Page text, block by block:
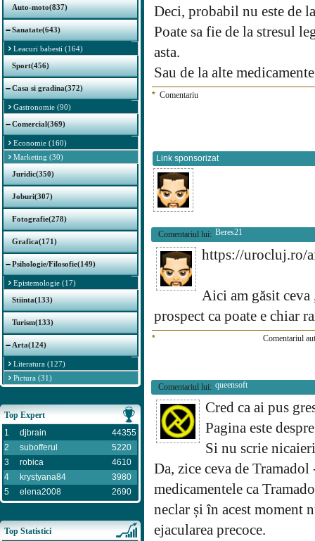
Auto-moto(837)
Sanatate(643)
Leacuri babesti (164)
Sport(456)
Casa si gradina(372)
Gastronomie (90)
Comercial(369)
Economie (160)
Marketing (30)
Juridic(350)
Joburi(307)
Fotografie(278)
Grafica(171)
Psihologie/Filosofie(149)
Epistemologie (17)
Stiinta(133)
Turism(133)
Arta(124)
Literatura (127)
Pictura (31)
Top Expert
1
djbrain
44355
2
subofferul
5220
3
robica
4610
4
krystyana84
3980
5
elena2008 2690
Top Statistici
Deci, probabil nu este de
Poate sa fie de la stresul
asta.
Sau de la alte
* Comentariu
Link sponsorizat
Comentariul lui: Beres21
https://urocluj.ro/
Aici am găsit
prospect ca poate e chiar
* Comentariul
Comentariul lui: queensoft
Cred ca ai pus
Pagina este
Si nu scrie
Da, zice ceva de
medicamentele ca
neclar și în acest moment
ejacularea precoce.